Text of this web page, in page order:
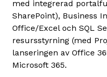
med integrerad
SharePoint), Business
Office/Excel och SQL
resursstyrning (med
lanseringen av Office
Microsoft 365.